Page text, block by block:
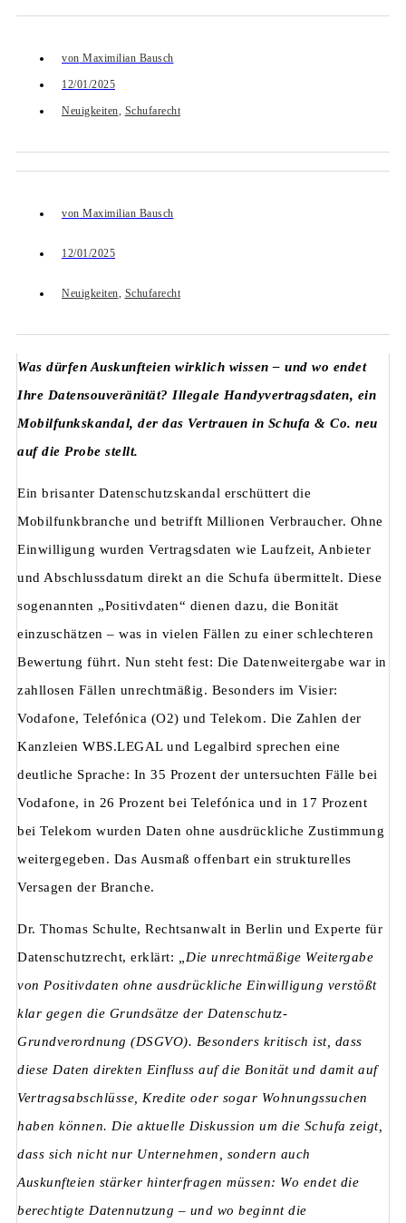
von Maximilian Bausch
12/01/2025
Neuigkeiten, Schufarecht
von Maximilian Bausch
12/01/2025
Neuigkeiten, Schufarecht
Was dürfen Auskunfteien wirklich wissen – und wo endet
Ihre Datensouveränität? Illegale Handyvertragsdaten, ein
Mobilfunkskandal, der das Vertrauen in Schufa & Co. neu
auf die Probe stellt.
Ein brisanter Datenschutzskandal erschüttert die
Mobilfunkbranche und betrifft Millionen Verbraucher. Ohne
Einwilligung wurden Vertragsdaten wie Laufzeit, Anbieter
und Abschlussdatum direkt an die Schufa übermittelt. Diese
sogenannten „Positivdaten“ dienen dazu, die Bonität
einzuschätzen – was in vielen Fällen zu einer schlechteren
Bewertung führt. Nun steht fest: Die Datenweitergabe war in
zahllosen Fällen unrechtmäßig. Besonders im Visier:
Vodafone, Telefónica (O2) und Telekom. Die Zahlen der
Kanzleien WBS.LEGAL und Legalbird sprechen eine
deutliche Sprache: In 35 Prozent der untersuchten Fälle bei
Vodafone, in 26 Prozent bei Telefónica und in 17 Prozent
bei Telekom wurden Daten ohne ausdrückliche Zustimmung
weitergegeben. Das Ausmaß offenbart ein strukturelles
Versagen der Branche.
Dr. Thomas Schulte, Rechtsanwalt in Berlin und Experte für
Datenschutzrecht, erklärt: „Die unrechtmäßige Weitergabe
von Positivdaten ohne ausdrückliche Einwilligung verstößt
klar gegen die Grundsätze der Datenschutz-
Grundverordnung (DSGVO). Besonders kritisch ist, dass
diese Daten direkten Einfluss auf die Bonität und damit auf
Vertragsabschlüsse, Kredite oder sogar Wohnungssuchen
haben können. Die aktuelle Diskussion um die Schufa zeigt,
dass sich nicht nur Unternehmen, sondern auch
Auskunfteien stärker hinterfragen müssen: Wo endet die
berechtigte Datennutzung – und wo beginnt die